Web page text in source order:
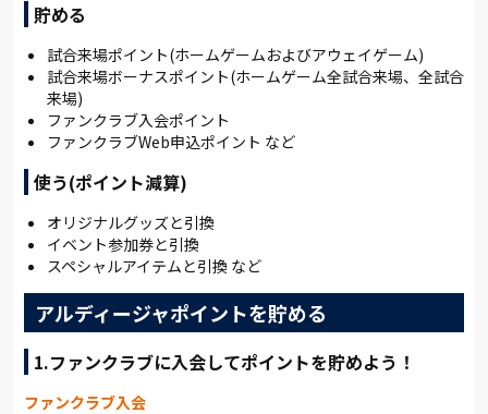
貯める
試合来場ポイント(ホームゲームおよびアウェイゲーム)
試合来場ボーナスポイント(ホームゲーム全試合来場、全試合
来場)
ファンクラブ入会ポイント
ファンクラブWeb申込ポイント など
使う(ポイント減算)
オリジナルグッズと引換
イベント参加券と引換
スペシャルアイテムと引換 など
アルディージャポイントを貯める
1.ファンクラブに入会してポイントを貯めよう！
ファンクラブ入会